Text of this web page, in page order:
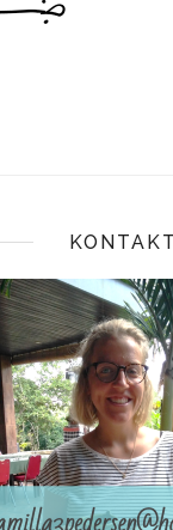
KONTAKT